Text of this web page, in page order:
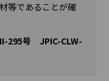
等であることが確
295号 JPIC-CLW-